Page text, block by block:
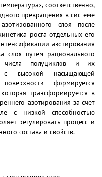
соответственно,
превращения в системе
слоя после
роста отдельных его
азотирования
слоя путем рационального
числа полуциклов и их
с высокой насыщающей
формируется
трансформируется в
азотирования за счет
с низкой способностью
регулировать процесс и
состава и свойств.